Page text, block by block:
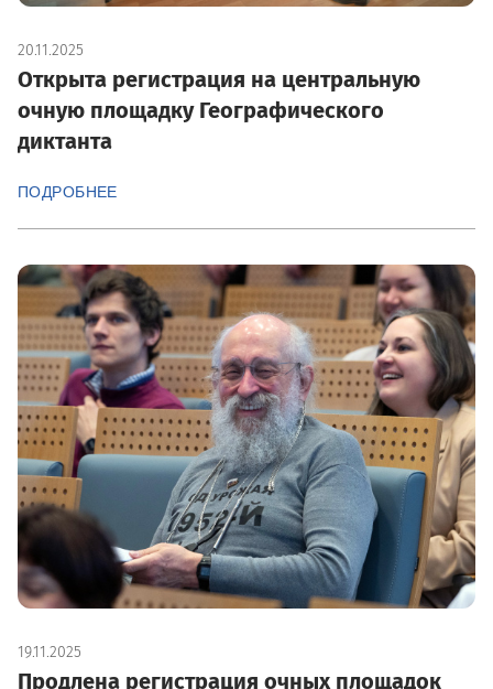
20.11.2025
Открыта регистрация на центральную
очную площадку Географического
диктанта
ПОДРОБНЕЕ
19.11.2025
Продлена регистрация очных площадок